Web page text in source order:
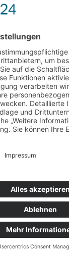
9 - 14 Uhr
Über uns
Produktanfrage
© 2026 Kräuter